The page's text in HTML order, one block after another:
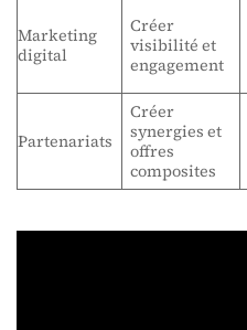
Marketing
digital
Créer
visibilité et
engagement
Partenariats
Créer
synergies et
offres
composites